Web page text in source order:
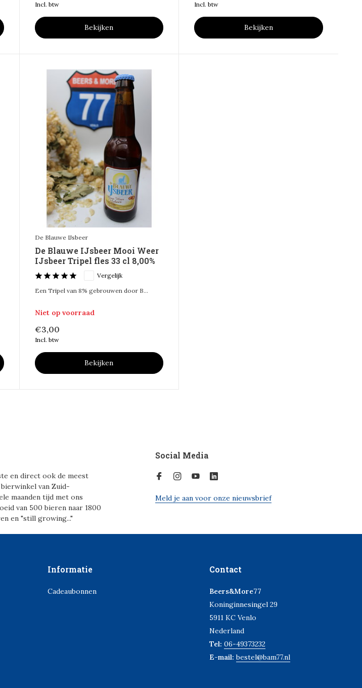
Incl. btw
Bekijken
Incl. btw
Bekijken
De Blauwe IJsbeer
De Blauwe IJsbeer Mooi Weer
IJsbeer Tripel fles 33 cl 8,00%
Vergelijk
Een Tripel van 8% gebrouwen door B...
Niet op voorraad
€3,00
Incl. btw
Bekijken
en direct ook de meest
van Zuid-
maanden tijd met ons
van 500 bieren naar 1800
en "still growing..."
Social Media
Meld je aan voor onze nieuwsbrief
Informatie
Cadeaubonnen
Contact
Beers&More77
Koninginnesingel 29
5911 KC Venlo
Nederland
Tel: 06-49373232
E-mail:bestel@bam77.nl